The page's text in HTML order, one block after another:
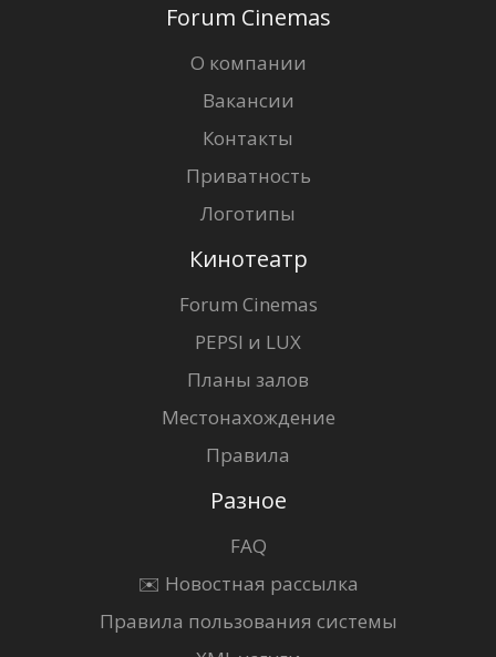
Forum Cinemas
О компании
Вакансии
Контакты
Приватность
Логотипы
Кинотеатр
Forum Cinemas
PEPSI и LUX
Планы залов
Местонахождение
Правила
Разное
FAQ
✉️ Новостная рассылка
Правила пользования системы